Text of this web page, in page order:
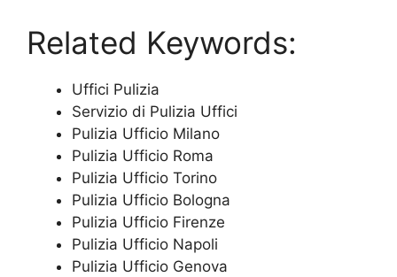
Related Keywords:
Uffici Pulizia
Servizio di Pulizia Uffici
Pulizia Ufficio Milano
Pulizia Ufficio Roma
Pulizia Ufficio Torino
Pulizia Ufficio Bologna
Pulizia Ufficio Firenze
Pulizia Ufficio Napoli
Pulizia Ufficio Genova